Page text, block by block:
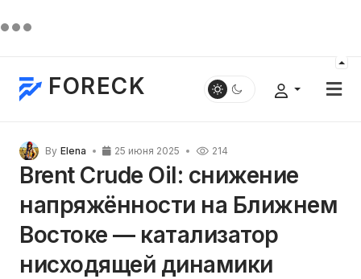
FORECK
By Elena 25 июня 2025 214
Brent Crude Oil: снижение
напряжённости на Ближнем
Востоке — катализатор
нисходящей динамики